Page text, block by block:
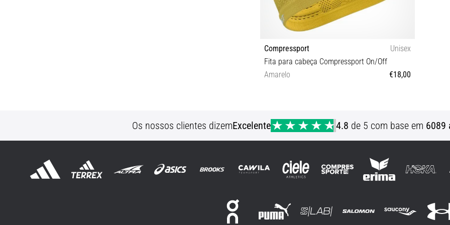
Compressport
Unisex
Fita para cabeça Compressport On/Off
Amarelo
€18,00
Os nossos clientes dizemExcelente 4.8 de 5 com base em 6089